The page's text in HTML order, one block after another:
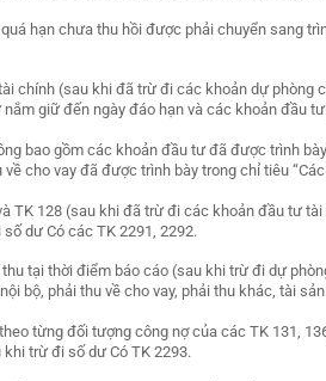
hạn chưa thu hồi được phải chuyển sang
chính (sau khi đã trừ đi các khoản dự phòng
giữ đến ngày đáo hạn và các khoản đầu
bao gồm các khoản đầu tư đã được trình
cho vay đã được trình bày trong chỉ tiêu
TK 128 (sau khi đã trừ đi các khoản đầu tư
dư Có các TK 2291, 2292.
tại thời điểm báo cáo (sau khi trừ đi dự
bộ, phải thu về cho vay, phải thu khác, tài
từng đối tượng công nợ của các TK 131,
trừ đi số dư Có TK 2293.